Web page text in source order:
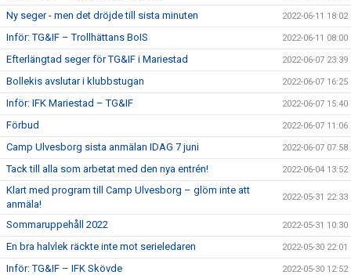
Ny seger - men det dröjde till sista minuten 2022-06-11 18:02
Inför: TG&IF – Trollhättans BoIS 2022-06-11 08:00
Efterlängtad seger för TG&IF i Mariestad 2022-06-07 23:39
Bollekis avslutar i klubbstugan 2022-06-07 16:25
Inför: IFK Mariestad – TG&IF 2022-06-07 15:40
Förbud 2022-06-07 11:06
Camp Ulvesborg sista anmälan IDAG 7 juni 2022-06-07 07:58
Tack till alla som arbetat med den nya entrén! 2022-06-04 13:52
Klart med program till Camp Ulvesborg – glöm inte att
anmäla!
2022-05-31 22:33
Sommaruppehåll 2022 2022-05-31 10:30
En bra halvlek räckte inte mot serieledaren 2022-05-30 22:01
Inför: TG&IF – IFK Skövde 2022-05-30 12:52